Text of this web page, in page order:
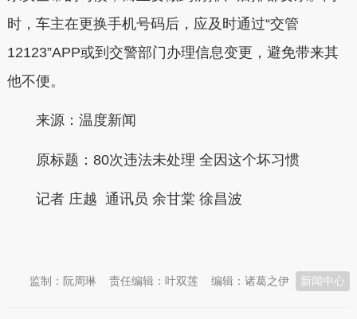
时，车主在更换手机号码后，应及时通过“交管
12123”APP或到交警部门办理信息变更，避免带来其
他不便。
来源：温度新闻
原标题：80次违法未处理 全因这个坏习惯
记者 庄越 通讯员 余甘棠 徐昌波
新闻中心
编辑：诸葛之伊
责任编辑：叶双莲
监制：阮周琳